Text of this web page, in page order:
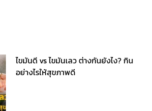
ไขมันดี vs ไขมันเลว ต่างกันยังไง? กิน
อย่างไรให้สุขภาพดี